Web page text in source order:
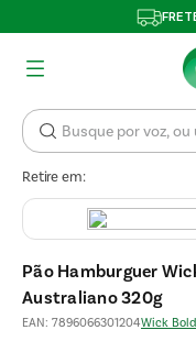
Retire em:
Pão Hamburguer
Australiano 320g
EAN: 7896066301204Wick Bold